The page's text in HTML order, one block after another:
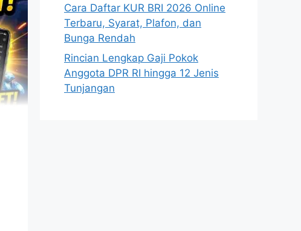
Cara Daftar KUR BRI 2026 Online
Terbaru, Syarat, Plafon, dan
Bunga Rendah
Rincian Lengkap Gaji Pokok
Anggota DPR RI hingga 12 Jenis
Tunjangan